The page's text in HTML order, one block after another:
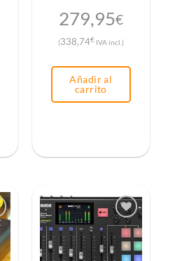
279,95€
(338,74€IVA incl.)
Añadir al
carrito